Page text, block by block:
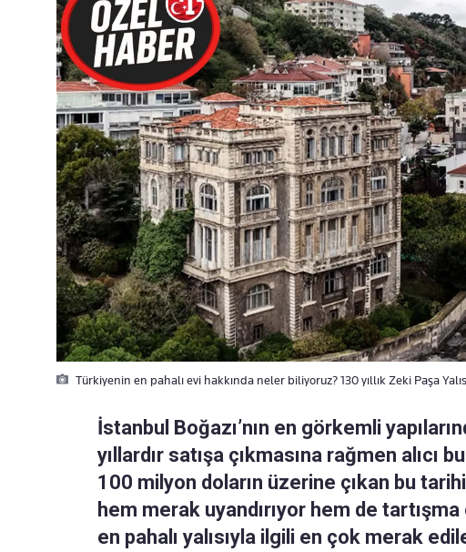
Türkiyenin en pahalı evi hakkında neler biliyoruz? 130 yıllık Zeki Paşa
İstanbul Boğazı’nın en görkemli
yıllardır satışa çıkmasına rağmen alıcı
100 milyon doların üzerine çıkan bu
hem merak uyandırıyor hem de
en pahalı yalısıyla ilgili en çok merak